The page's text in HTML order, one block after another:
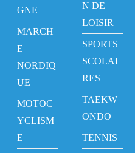
GNE
MARCH
E
NORDIQ
UE
MOTOC
YCLISM
E
N DE
LOISIR
SPORTS
SCOLAI
RES
TAEKW
ONDO
TENNIS